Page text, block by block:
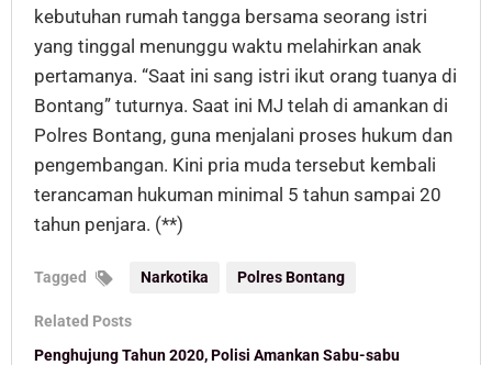
kebutuhan rumah tangga bersama seorang istri
yang tinggal menunggu waktu melahirkan anak
pertamanya. “Saat ini sang istri ikut orang tuanya di
Bontang” tuturnya. Saat ini MJ telah di amankan di
Polres Bontang, guna menjalani proses hukum dan
pengembangan. Kini pria muda tersebut kembali
terancaman hukuman minimal 5 tahun sampai 20
tahun penjara. (**)
Tagged Narkotika Polres Bontang
Related Posts
Penghujung Tahun 2020, Polisi Amankan Sabu-sabu